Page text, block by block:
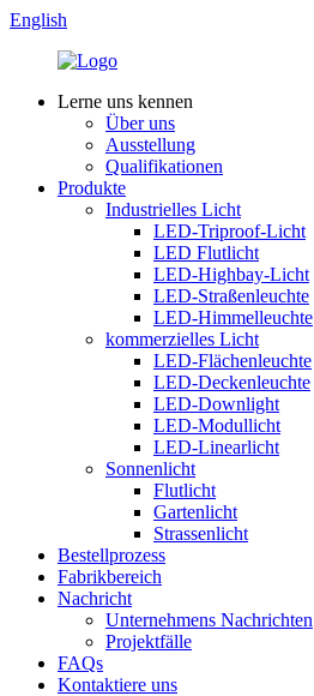
English
Lerne uns kennen
Über uns
Ausstellung
Qualifikationen
Produkte
Industrielles Licht
LED-Triproof-Licht
LED Flutlicht
LED-Highbay-Licht
LED-Straßenleuchte
LED-Himmelleuchte
kommerzielles Licht
LED-Flächenleuchte
LED-Deckenleuchte
LED-Downlight
LED-Modullicht
LED-Linearlicht
Sonnenlicht
Flutlicht
Gartenlicht
Strassenlicht
Bestellprozess
Fabrikbereich
Nachricht
Unternehmens Nachrichten
Projektfälle
FAQs
Kontaktiere uns